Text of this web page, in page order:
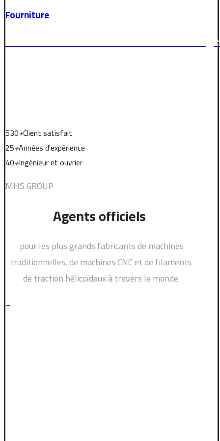
Fourniture
et installation de machines
530+Client satisfait
25+Années d'expérience
40+Ingénieur et ouvrier
MHS GROUP
Agents officiels
pour les plus grands fabricants de machines
traditionnelles, de machines CNC et de filaments
de traction hélicoïdaux à travers le monde
_